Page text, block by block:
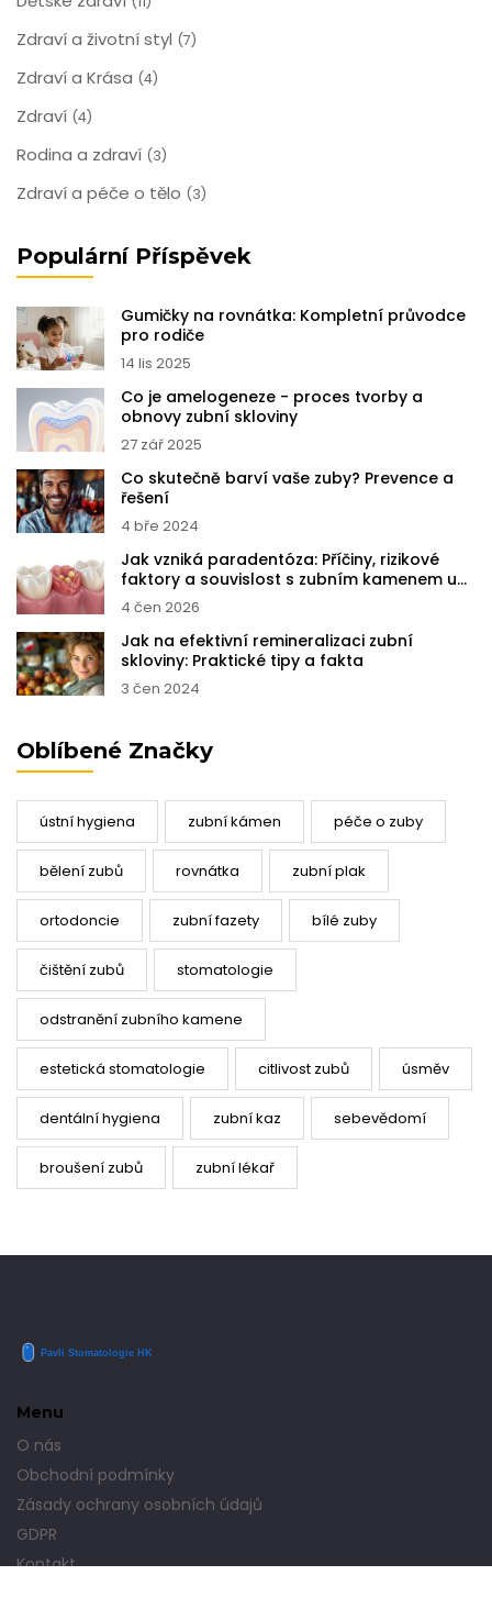
Zdraví a životní styl (7)
Zdraví a Krása (4)
Zdraví (4)
Rodina a zdraví (3)
Zdraví a péče o tělo (3)
Populární Příspěvek
Gumičky na rovnátka: Kompletní průvodce
pro rodiče
14 lis 2025
Co je amelogeneze - proces tvorby a
obnovy zubní skloviny
27 zář 2025
Co skutečně barví vaše zuby? Prevence a
řešení
4 bře 2024
Jak vzniká paradentóza: Příčiny, rizikové
faktory a souvislost s zubním kamenem u
dětí
4 čen 2026
Jak na efektivní remineralizaci zubní
skloviny: Praktické tipy a fakta
3 čen 2024
Oblíbené Značky
ústní hygiena zubní kámen péče o zuby
bělení zubů rovnátka zubní plak
ortodoncie zubní fazety bílé zuby
čištění zubů stomatologie
odstranění zubního kamene
estetická stomatologie citlivost zubů úsměv
dentální hygiena zubní kaz sebevědomí
broušení zubů zubní lékař
Menu
O nás
Obchodní podmínky
Zásady ochrany osobních údajů
GDPR
Kontakt